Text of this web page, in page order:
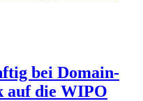
bei Domain-
auf die WIPO